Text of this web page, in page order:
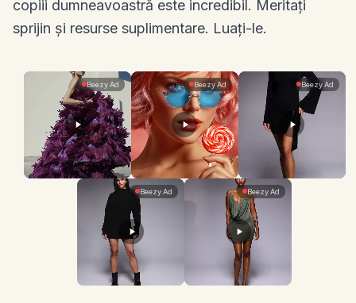
copiii dumneavoastră este incredibil. Meritați
sprijin și resurse suplimentare. Luați-le.